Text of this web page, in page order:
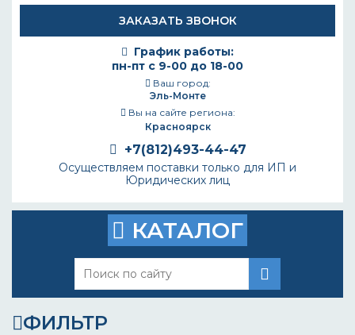
ЗАКАЗАТЬ ЗВОНОК
График работы:
пн-пт с 9-00 до 18-00
Ваш город:
Эль-Монте
Вы на сайте региона:
Красноярск
+7(812)493-44-47
Осуществляем поставки только для ИП и
Юридических лиц
КАТАЛОГ
ФИЛЬТР